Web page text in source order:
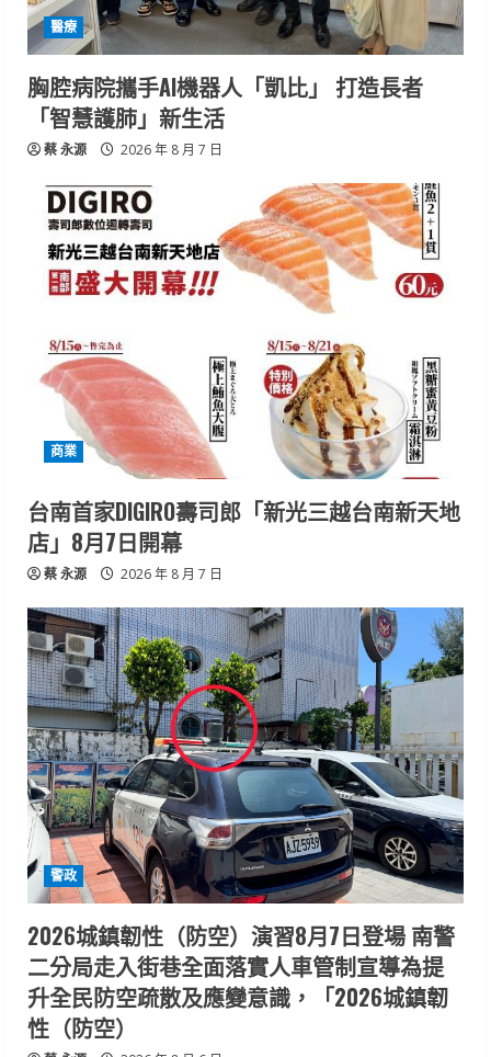
醫療
胸腔病院攜手AI機器人「凱比」 打造長者
「智慧護肺」新生活
蔡 永源 2026 年 8 月 7 日
商業
台南首家DIGIRO壽司郎「新光三越台南新天地
店」8月7日開幕
蔡 永源 2026 年 8 月 7 日
警政
2026城鎮韌性（防空）演習8月7日登場 南警
二分局走入街巷全面落實人車管制宣導為提
升全民防空疏散及應變意識，「2026城鎮韌
性（防空）